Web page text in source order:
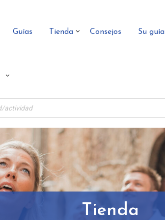
Guías Tienda Consejos Su guía
Tienda